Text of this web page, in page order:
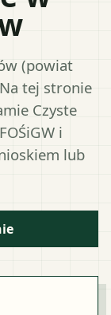
(powiat
tej stronie
Czyste
i
lub